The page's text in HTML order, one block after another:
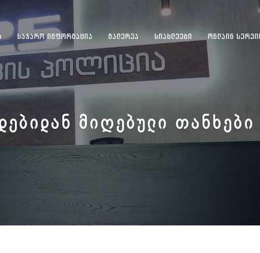
ᲡᲐᲯᲐᲠᲝ ᲘᲜᲤᲝᲠᲛᲐᲪᲘᲐ ᲒᲐᲚᲔᲠᲔᲐ ᲡᲘᲐᲮᲚᲔᲔᲑᲘ ᲝᲜᲚᲐᲘᲜ
ᲛᲘᲦᲔᲑᲣᲚᲘ ᲗᲐᲜᲮᲔᲑᲘ